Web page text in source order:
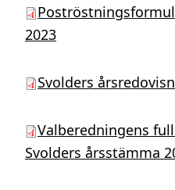
2023
Svolders
Valberedningens
Svolders årsstämma